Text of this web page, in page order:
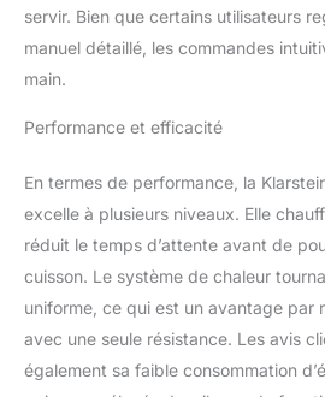
friteuse
litres est
RAPIDE
est
corvée,
lave-
cuit
nettoie
servir. Bien que certains utilisateurs
manuel détaillé, les commandes
main.
Performance et efficacité
En termes de performance, la
excelle à plusieurs niveaux. Elle
réduit le temps d’attente avant de
cuisson. Le système de chaleur
uniforme, ce qui est un avantage par
avec une seule résistance. Les avis
également sa faible consommation